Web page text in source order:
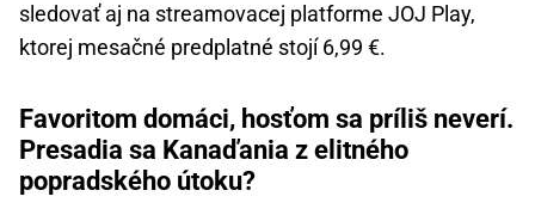
sledovať aj na streamovacej platforme JOJ Play,
ktorej mesačné predplatné stojí 6,99 €.
Favoritom domáci, hosťom sa príliš neverí.
Presadia sa Kanaďania z elitného
popradského útoku?